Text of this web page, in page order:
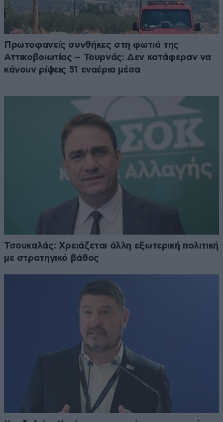
Πρωτοφανείς συνθήκες στη φωτιά της
Αττικοβοιωτίας – Τουρνάς: Δεν κατάφεραν να
κάνουν ρίψεις 51 εναέρια μέσα
Τσουκαλάς: Xρειάζεται άλλη εξωτερική πολιτική
με στρατηγικό βάθος